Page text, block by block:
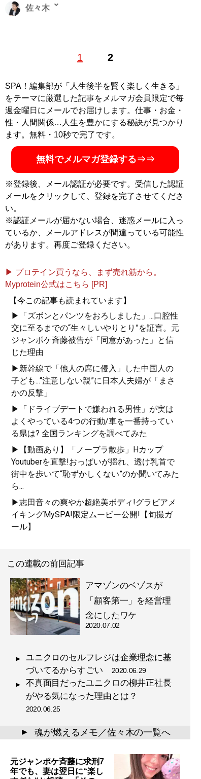
1 2
佐々木
ーチングを提唱。カイロプラクティック治療院のオーナ
の事務局長、心臓外科の部長など、さまざまな業種にク
ライアントを持つ。現在はコーチング業の傍ら、オンラ
インサロンを運営中。ブログ「星を辿る 」。著書 『人生
を変えるマインドレコーディング』
（扶桑社）が発売中
『人生を変えるマインドレコーディング
人はなぜ続けることができないのか？ 続けるには
記事一覧へ
SPA！編集部が「人生後半を賢く楽しく生きる」
をテーマに厳選した記事をメルマガ会員限定で毎
週金曜日にメールでお届けします。仕事・お金・
性・人間関係…人生を豊かにする秘訣が見つかり
ます。無料・10秒で完了です。
無料でメルマガ登録する⇒⇒
※登録後、メール認証が必要です。受信した認証
メールをクリックして、登録を完了させてくださ
い。
※認証メールが届かない場合、迷惑メールに入っ
ているか、メールアドレスが間違っている可能性
があります。再度ご登録ください。
▶ プロテイン買うなら、まず売れ筋から。
Myprotein公式はこちら [PR]
【今この記事も読まれています】
▶「ズボンとパンツをおろしました」...口腔性
交に至るまでの“生々しいやりとり”を証言。元
ジャンポケ斉藤被告が「同意があった」と信
じた理由
▶新幹線で「他人の席に侵入」した中国人の
子ども...“注意しない親”に日本人夫婦が「まさ
かの反撃」
▶「ドライブデートで嫌われる男性」が実は
よくやっている4つの行動/車を一番持ってい
る県は? 全国ランキングを調べてみた
▶【動画あり】「ノーブラ散歩」Hカップ
Youtuberを直撃!おっぱいが揺れ、透け乳首で
街中を歩いて“恥ずかしくない”のか聞いてみた
ら...
▶志田音々の爽やか超絶美ボディ!グラビアメ
イキングMySPA!限定ムービー公開!【旬撮ガ
ール】
この連載の前回記事
アマゾンのベゾスが
「顧客第一」を経営理
念にしたワケ
2020.07.02
ユニクロのセルフレジは企業理念に基
づいてるからすごい 2020.06.29
不真面目だったユニクロの柳井正社長
がやる気になった理由とは？
2020.06.25
▲ 魂が燃えるメモ／佐々木の一覧へ
元ジャンポケ斉藤に求刑7
年でも、妻は翌日に“楽し